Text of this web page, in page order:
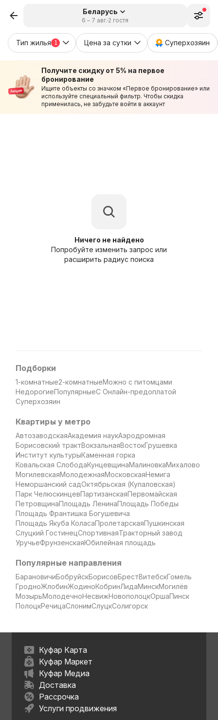
Беларусь
6 – 7 авг. 2 гостя
Тип жилья 1 Цена за сутки Суперхозяин
Получите скидку от 5% на первое
бронирование
Ищите объекты со значком «Первое бронирование» или
используйте специальный фильтр. Чтобы скидка
применилась, не забудьте войти в аккаунт
Ничего не найдено
Попробуйте изменить запрос или
расширить радиус поиска
Подборки
1-комнатные2-комнатныеМожно с питомцами
НедорогиеПопулярныеС Онлайн-предоплатой
Суперхозяин
Квартиры у метро
АвтозаводскаяАкадемия наукАэродромная
Борисовский трактВокзальнаяВостокГрушевка
Институт культурыКаменная горка
Ковальская СлободаКунцевщинаМалиновкаМихалово
МогилевскаяМолодежнаяМосковскаяНемига
Неморшанский садОктябрьская (Купаловская)
Парк ЧелюскинцевПартизанскаяПервомайская
ПетровщинаПлощадь ЛенинаПлощадь Победы
Площадь Франтишка Богушевича
Площадь Якуба КоласаПролетарскаяПушкинская
Слуцкий ГостинецСпортивнаяТракторный завод
УручьеФрунзенскаяЮбилейная площадь
Популярные направления
БарановичиБобруйскБорисовБрестВитебскГомель
ГродноЖлобинЖодиноКобринЛидаМинскМогилёв
МозырьМолодечноНесвижНовополоцкОршаПинск
ПолоцкРечицаСлонимСлуцкСолигорск
Куфар Карта
Куфар Маркет
Куфар Медиа
Доставка
Рассрочка
Услуги продвижения